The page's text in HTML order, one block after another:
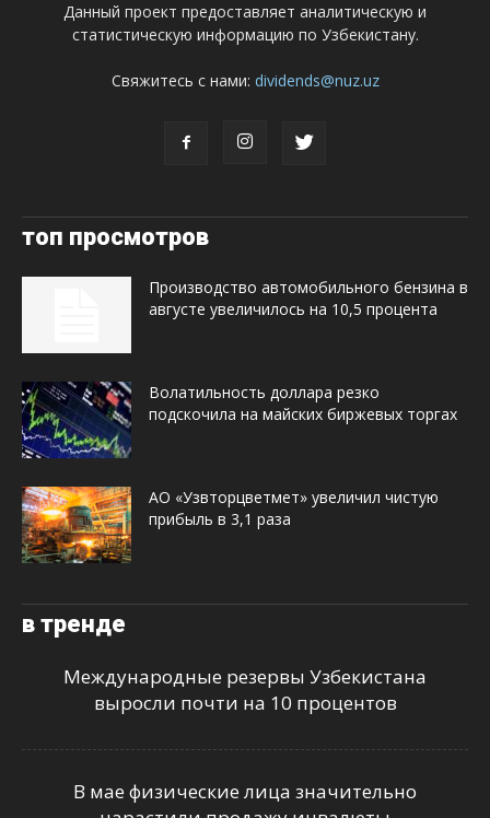
Данный проект предоставляет аналитическую и
статистическую информацию по Узбекистану.
Свяжитесь с нами: dividends@nuz.uz
топ просмотров
Производство автомобильного бензина в
августе увеличилось на 10,5 процента
Волатильность доллара резко
подскочила на майских биржевых торгах
АО «Узвторцветмет» увеличил чистую
прибыль в 3,1 раза
в тренде
Международные резервы Узбекистана
выросли почти на 10 процентов
В мае физические лица значительно